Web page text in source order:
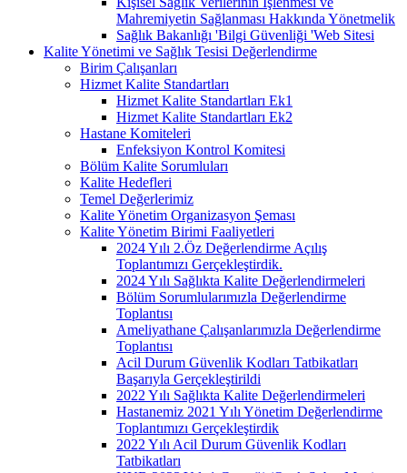
Mahremiyetin Sağlanması Hakkında Yönetmelik
Sağlık Bakanlığı 'Bilgi Güvenliği 'Web Sitesi
Kalite Yönetimi ve Sağlık Tesisi Değerlendirme
Birim Çalışanları
Hizmet Kalite Standartları
Hizmet Kalite Standartları Ek1
Hizmet Kalite Standartları Ek2
Hastane Komiteleri
Enfeksiyon Kontrol Komitesi
Bölüm Kalite Sorumluları
Kalite Hedefleri
Temel Değerlerimiz
Kalite Yönetim Organizasyon Şeması
Kalite Yönetim Birimi Faaliyetleri
2024 Yılı 2.Öz Değerlendirme Açılış
Toplantımızı Gerçekleştirdik.
2024 Yılı Sağlıkta Kalite Değerlendirmeleri
Bölüm Sorumlularımızla Değerlendirme
Toplantısı
Ameliyathane Çalışanlarımızla Değerlendirme
Toplantısı
Acil Durum Güvenlik Kodları Tatbikatları
Başarıyla Gerçekleştirildi
2022 Yılı Sağlıkta Kalite Değerlendirmeleri
Hastanemiz 2021 Yılı Yönetim Değerlendirme
Toplantımızı Gerçekleştirdik
2022 Yılı Acil Durum Güvenlik Kodları
Tatbikatları